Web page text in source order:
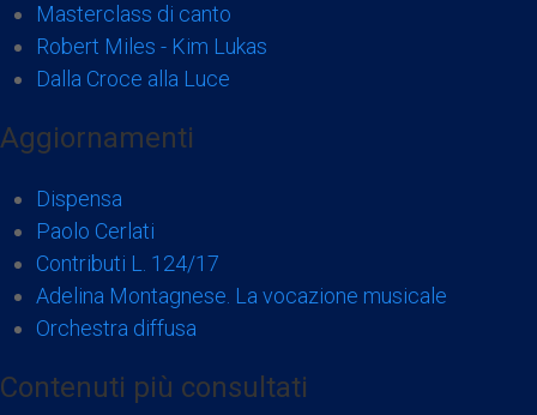
Masterclass di canto
Robert Miles - Kim Lukas
Dalla Croce alla Luce
Aggiornamenti
Dispensa
Paolo Cerlati
Contributi L. 124/17
Adelina Montagnese. La vocazione musicale
Orchestra diffusa
Contenuti più consultati